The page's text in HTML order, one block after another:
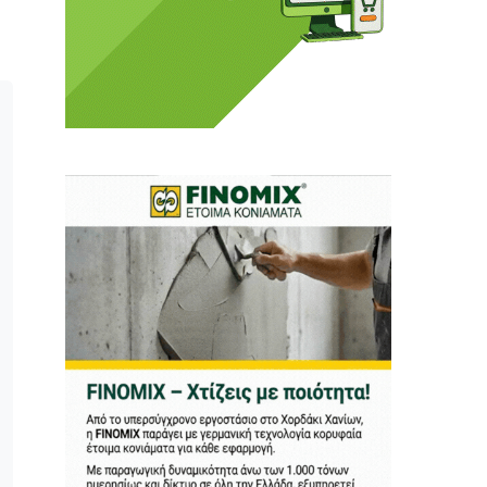
εμάς. Αφορά κάτι
πούμε ή τι να
έχουν την
δυνατότητα.
ελεύθερη
δώστε μας τη δύναμη